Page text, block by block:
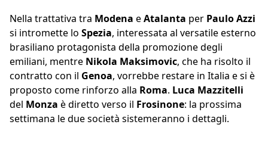
Nella trattativa tra Modena eAtalanta per Paulo Azzi
si intromette lo Spezia, interessata al versatile esterno
brasiliano protagonista della promozione degli
emiliani, mentre Nikola Maksimovic, che ha risolto il
contratto con il Genoa, vorrebbe restare in Italia e si è
proposto come rinforzo alla Roma. Luca Mazzitelli
del Monza è diretto verso il Frosinone: la prossima
settimana le due società sistemeranno i dettagli.